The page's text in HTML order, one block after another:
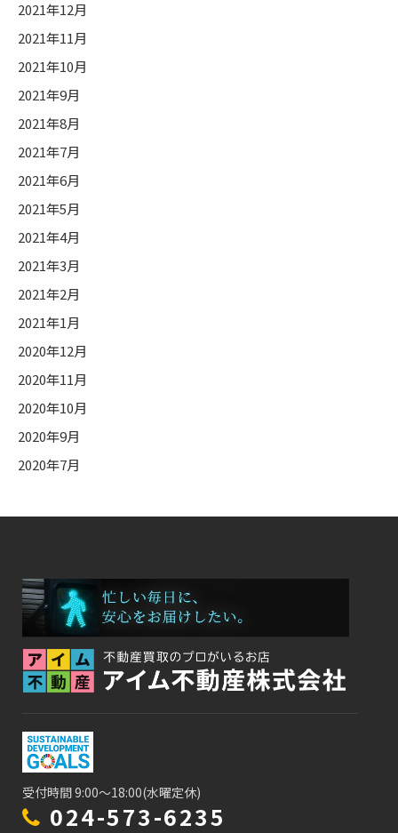
2021年12月
2021年11月
2021年10月
2021年9月
2021年8月
2021年7月
2021年6月
2021年5月
2021年4月
2021年3月
2021年2月
2021年1月
2020年12月
2020年11月
2020年10月
2020年9月
2020年7月
受付時間 9:00～18:00(水曜定休)
024-573-6235